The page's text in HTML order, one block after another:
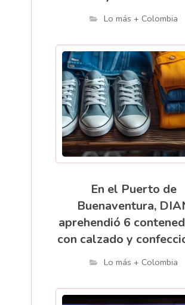
Lo más + Colombia
En el Puerto de
Buenaventura,
aprehendió 6
con calzado y
Lo más + Colombia